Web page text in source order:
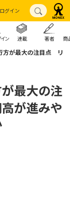
ログイン
ン 連載 著者 商
方が最大の注目点 リ
最大の注
が進みや